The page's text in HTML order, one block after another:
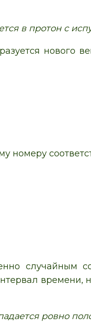
в протон с
нового
номеру
случайным
ровно